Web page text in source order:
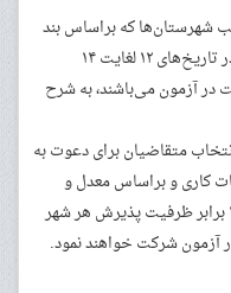
شهرستان‌ها که براساس بند
“ه” آگهی استخدامی مندرج در سایت بانک در تاریخ‌های ۱۲ لغایت ۱۴
در آزمون می‌باشند، به شرح
متقاضیان برای دعوت به
کاری و براساس معدل و
دانشگاه محل تحصیل و جنسیت بوده و تا ۳ برابر ظرفیت پذیرش هر شهر
آزمون شرکت خواهند نمود.